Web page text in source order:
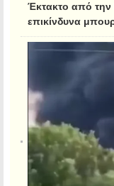
Έκτακτο από την
επικίνδυνα